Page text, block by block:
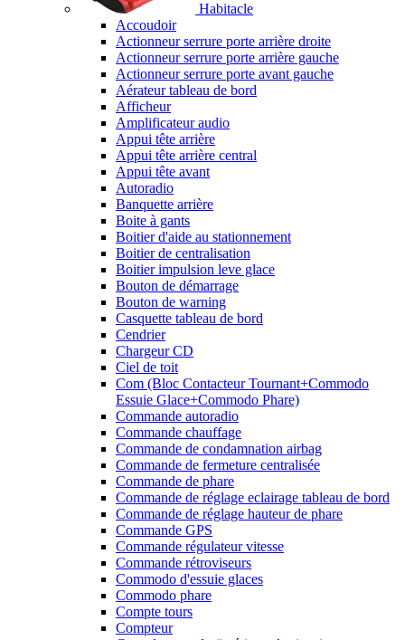
Habitacle
Accoudoir
Actionneur serrure porte arrière droite
Actionneur serrure porte arrière gauche
Actionneur serrure porte avant gauche
Aérateur tableau de bord
Afficheur
Amplificateur audio
Appui tête arrière
Appui tête arrière central
Appui tête avant
Autoradio
Banquette arrière
Boite à gants
Boitier d'aide au stationnement
Boitier de centralisation
Boitier impulsion leve glace
Bouton de démarrage
Bouton de warning
Casquette tableau de bord
Cendrier
Chargeur CD
Ciel de toit
Com (Bloc Contacteur Tournant+Commodo
Essuie Glace+Commodo Phare)
Commande autoradio
Commande chauffage
Commande de condamnation airbag
Commande de fermeture centralisée
Commande de phare
Commande de réglage eclairage tableau de bord
Commande de réglage hauteur de phare
Commande GPS
Commande régulateur vitesse
Commande rétroviseurs
Commodo d'essuie glaces
Commodo phare
Compte tours
Compteur